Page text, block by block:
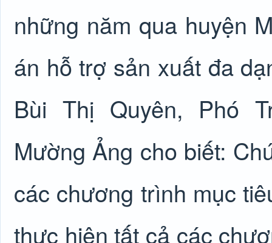
những năm qua huyện
án hỗ trợ sản xuất đa
Bùi Thị Quyên, Phó
Mường Ảng cho biết:
các chương trình mục
thực hiện tất cả các